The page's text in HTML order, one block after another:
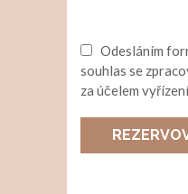
Odesláním
souhlas se
za účelem